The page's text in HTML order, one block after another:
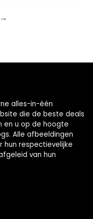
→
alles-in-één
die de beste deals
en u op de hoogte
Alle afbeeldingen
hun respectievelijke
van hun